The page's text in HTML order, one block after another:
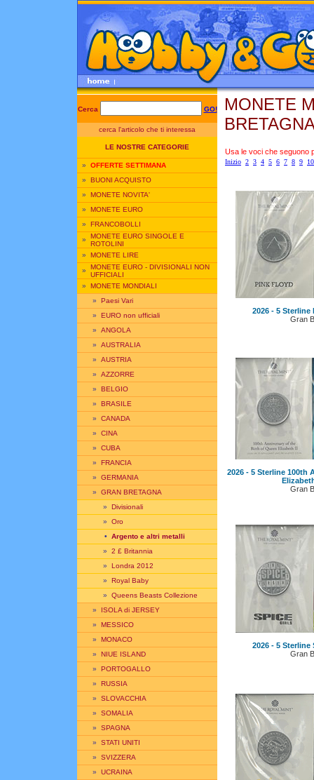
Cerca GO!
cerca l'articolo che ti interessa
LE NOSTRE CATEGORIE
» OFFERTE SETTIMANA
» BUONI ACQUISTO
» MONETE NOVITA'
» MONETE EURO
» FRANCOBOLLI
» MONETE EURO SINGOLE E
ROTOLINI
» MONETE LIRE
» MONETE EURO - DIVISIONALI NON
UFFICIALI
» MONETE MONDIALI
» Paesi Vari
» EURO non ufficiali
» ANGOLA
» AUSTRALIA
» AUSTRIA
» AZZORRE
» BELGIO
» BRASILE
» CANADA
» CINA
» CUBA
» FRANCIA
» GERMANIA
» GRAN BRETAGNA
» Divisionali
» Oro
• Argento e altri metalli
» 2 £ Britannia
» Londra 2012
» Royal Baby
» Queens Beasts Collezione
» ISOLA di JERSEY
» MESSICO
» MONACO
» NIUE ISLAND
» PORTOGALLO
» RUSSIA
» SLOVACCHIA
» SOMALIA
» SPAGNA
» STATI UNITI
» SVIZZERA
» UCRAINA
MONETE
Usa le voci che seguono
Inizio 2 3 4 5 6 7 8 9 10
2026 - 5 Sterline
Gran
2026 - 5 Sterline 100th
Gran
2026 - 5 Sterline
Gran